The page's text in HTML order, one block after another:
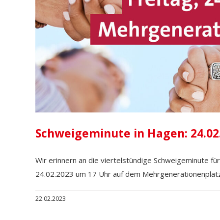
Schweigeminute in Hagen:
Wir erinnern an die viertelstündige Schweigeminute
24.02.2023 um 17 Uhr auf dem
22.02.2023